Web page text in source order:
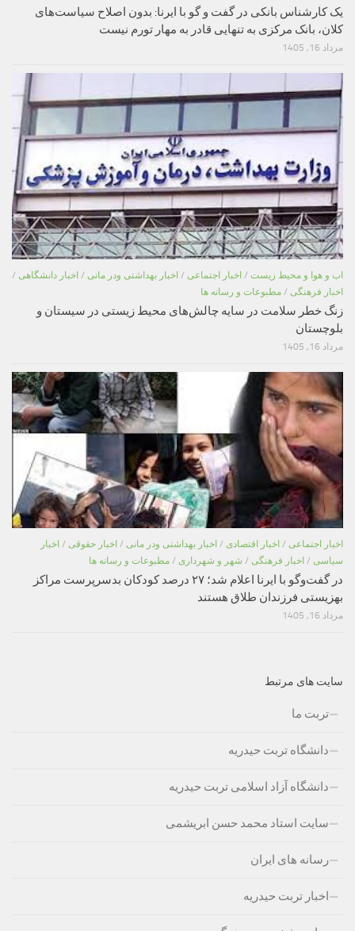
یک کارشناس بانکی در گفت و گو با ایرنا: بدون اصلاح سیاست‌های
کلان، بانک مرکزی به تنهایی قادر به مهار تورم نیست
مرداد 16, 1405
اب و هوا و محیط زیست / اخبار اجتماعی / اخبار بهداشتی ودر مانی / اخبار دانشگاهی /
اخبار فرهنگی / مطبوعات و رسانه ها
زنگ خطر سلامت در سایه چالش‌های محیط زیستی در سیستان و
بلوچستان
مرداد 16, 1405
اخبار اجتماعی / اخبار اقتصادی / اخبار بهداشتی ودر مانی / اخبار حقوقی / اخبار
سیاسی / اخبار فرهنگی / شهر و شهرداری / مطبوعات و رسانه ها
در گفت‌وگو با ایرنا اعلام شد؛ ۲۷ درصد کودکان بدسرپرست مراکز
بهزیستی فرزندان طلاق هستند
مرداد 16, 1405
سایت های مرتبط
تربت ما
دانشگاه تربت حیدریه
دانشگاه آزاد اسلامی تربت حیدریه
سایت استاد محمد حسن ابریشمی
رسانه های ایران
اخبار تربت حیدریه